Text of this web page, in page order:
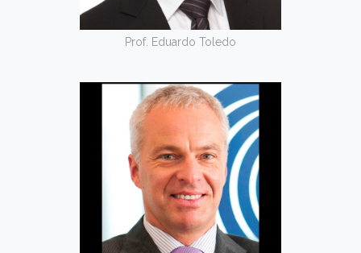
Prof. Eduardo Toledo